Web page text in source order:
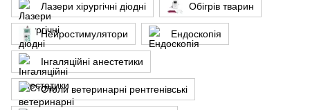
Лазери хірургічні діодні Обігрів тварин
Нейростимулятори Ендоскопія
Інгаляційні анестетики
Столи ветеринарні рентгенівські